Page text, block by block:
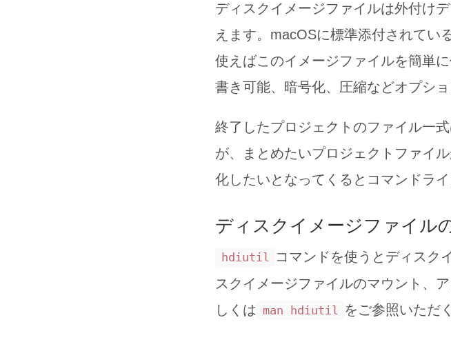
ディスクイメージファイルは外付け
えます。macOSに標準添付されてい
使えばこのイメージファイルを簡単
書き可能、暗号化、圧縮などオプシ
終了したプロジェクトのファイル一
が、まとめたいプロジェクトファイ
化したいとなってくるとコマンドラ
ディスクイメージファイル
hdiutil コマンドを使うとディスク
スクイメージファイルのマウント、
しくは man hdiutil をご参照いただ